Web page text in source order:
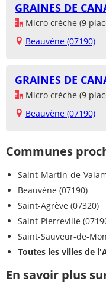
GRAINES DE
Micro crèche (9
Beauvène (07190)
GRAINES DE
Micro crèche (9
Beauvène (07190)
Communes
Saint-Martin-de-
Beauvène (07190)
Saint-Agrève (07320)
Saint-Pierreville
Saint-Sauveur-de-
Toutes les villes de
En savoir plus